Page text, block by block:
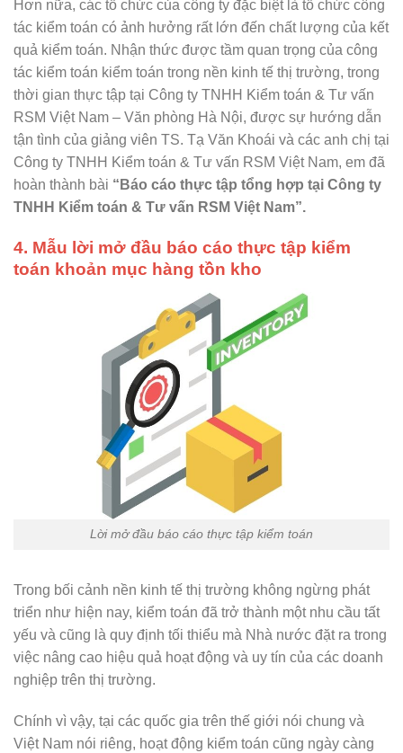
Hơn nữa, các tổ chức của công ty đặc biệt là tổ chức công
tác kiểm toán có ảnh hưởng rất lớn đến chất lượng của kết
quả kiểm toán. Nhận thức được tầm quan trọng của công
tác kiểm toán kiểm toán trong nền kinh tế thị trường, trong
thời gian thực tập tại Công ty TNHH Kiểm toán & Tư vấn
RSM Việt Nam – Văn phòng Hà Nội, được sự hướng dẫn
tận tình của giảng viên TS. Tạ Văn Khoái và các anh chị tại
Công ty TNHH Kiểm toán & Tư vấn RSM Việt Nam, em đã
hoàn thành bài “Báo cáo thực tập tổng hợp tại Công ty
TNHH Kiểm toán & Tư vấn RSM Việt Nam”.
4. Mẫu lời mở đầu báo cáo thực tập kiểm
toán khoản mục hàng tồn kho
Lời mở đầu báo cáo thực tập kiểm toán
Trong bối cảnh nền kinh tế thị trường không ngừng phát
triển như hiện nay, kiểm toán đã trở thành một nhu cầu tất
yếu và cũng là quy định tối thiểu mà Nhà nước đặt ra trong
việc nâng cao hiệu quả hoạt động và uy tín của các doanh
nghiệp trên thị trường.
Chính vì vậy, tại các quốc gia trên thế giới nói chung và
Việt Nam nói riêng, hoạt động kiểm toán cũng ngày càng